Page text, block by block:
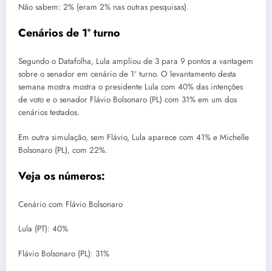
Não sabem: 2% (eram 2% nas outras pesquisas).
Cenários de 1º turno
Segundo o Datafolha, Lula ampliou de 3 para 9 pontos a vantagem
sobre o senador em cenário de 1º turno. O levantamento desta
semana mostra mostra o presidente Lula com 40% das intenções
de voto e o senador Flávio Bolsonaro (PL) com 31% em um dos
cenários testados.
Em outra simulação, sem Flávio, Lula aparece com 41% e Michelle
Bolsonaro (PL), com 22%.
Veja os números:
Cenário com Flávio Bolsonaro
Lula (PT): 40%
Flávio Bolsonaro (PL): 31%